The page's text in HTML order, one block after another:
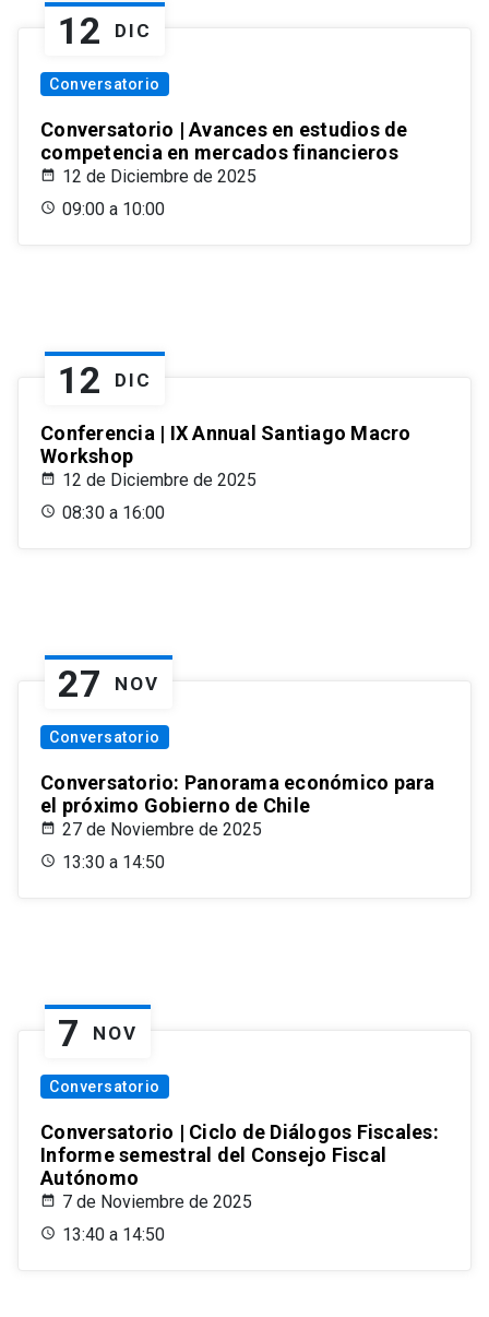
12 DIC
Conversatorio
Conversatorio | Avances en estudios de
competencia en mercados financieros
12 de Diciembre de 2025
09:00 a 10:00
12 DIC
Conferencia | IX Annual Santiago Macro
Workshop
12 de Diciembre de 2025
08:30 a 16:00
27 NOV
Conversatorio
Conversatorio: Panorama económico para
el próximo Gobierno de Chile
27 de Noviembre de 2025
13:30 a 14:50
7 NOV
Conversatorio
Conversatorio | Ciclo de Diálogos Fiscales:
Informe semestral del Consejo Fiscal
Autónomo
7 de Noviembre de 2025
13:40 a 14:50